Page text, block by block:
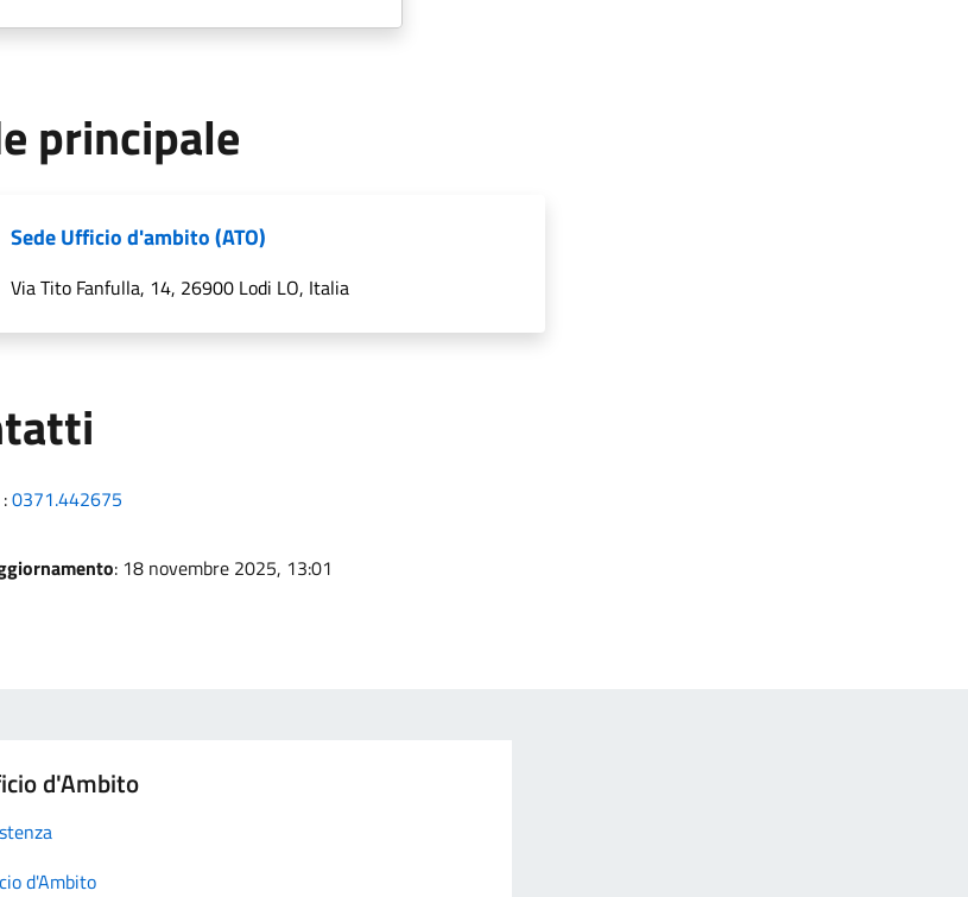
principale
Sede Ufficio d'ambito (ATO)
Via Tito Fanfulla, 14, 26900 Lodi LO, Italia
:0371.442675
: 18 novembre 2025, 13:01
d'Ambito
d'Ambito